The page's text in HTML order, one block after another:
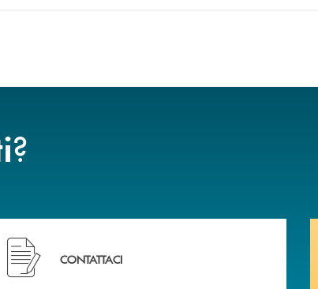
?
Hai bisogno di assistenza immediata?
CONTATTACI